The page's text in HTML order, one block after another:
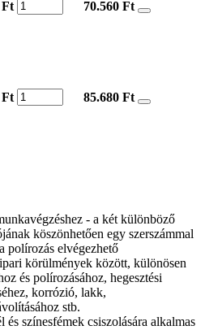
Ft 70.560 Ft
Ft 85.680 Ft
- a két különböző
köszönhetően egy szerszámmal
polírozás elvégezhető
körülmények között, különösen
és polírozásához, hegesztési
korrózió, lakk,
stb.
és színesfémek csiszolására alkalmas